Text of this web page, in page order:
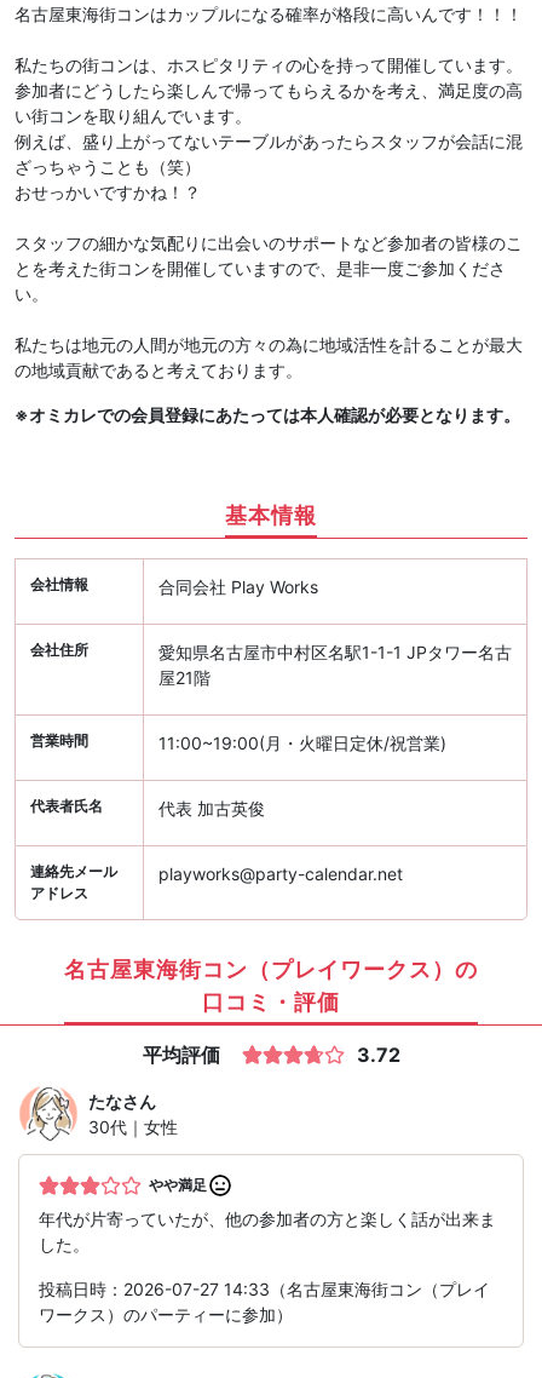
名古屋東海街コンはカップルになる確率が格段に高いんです！！！
私たちの街コンは、ホスピタリティの心を持って開催しています。
参加者にどうしたら楽しんで帰ってもらえるかを考え、満足度の高
い街コンを取り組んでいます。
例えば、盛り上がってないテーブルがあったらスタッフが会話に混
ざっちゃうことも（笑）
おせっかいですかね！？
スタッフの細かな気配りに出会いのサポートなど参加者の皆様のこ
とを考えた街コンを開催していますので、是非一度ご参加くださ
い。
私たちは地元の人間が地元の方々の為に地域活性を計ることが最大
の地域貢献であると考えております。
※オミカレでの会員登録にあたっては本人確認が必要となります。
基本情報
会社情報 合同会社 Play Works
会社住所
愛知県名古屋市中村区名駅1-1-1 JPタワー名古
屋21階
営業時間 11:00~19:00(月・火曜日定休/祝営業)
代表者氏名 代表 加古英俊
連絡先メール
アドレス
playworks@party-calendar.net
名古屋東海街コン（プレイワークス）の
口コミ・評価
平均評価 3.72
たなさん
30代｜女性
やや満足
年代が片寄っていたが、他の参加者の方と楽しく話が出来ま
した。
投稿日時：2026-07-27 14:33（名古屋東海街コン（プレイ
ワークス）のパーティーに参加）